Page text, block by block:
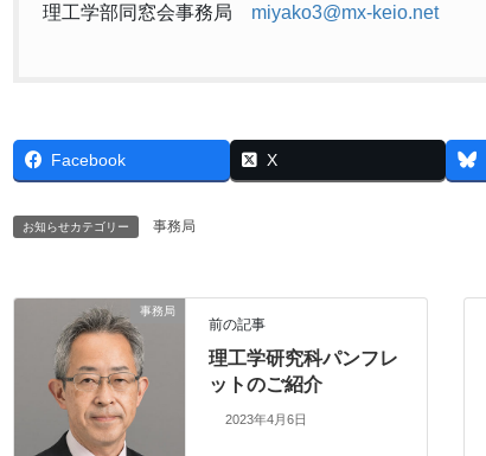
理工学部同窓会事務局 miyako3@mx-keio.net
Facebook X
お知らせカテゴリー 事務局
事務局
前の記事
理工学研究科パンフレ
ットのご紹介
2023年4月6日